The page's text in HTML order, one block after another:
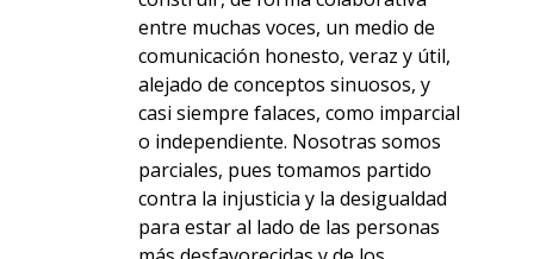
entre muchas voces, un medio de
comunicación honesto, veraz y útil,
alejado de conceptos sinuosos, y
casi siempre falaces, como imparcial
o independiente. Nosotras somos
parciales, pues tomamos partido
contra la injusticia y la desigualdad
para estar al lado de las personas